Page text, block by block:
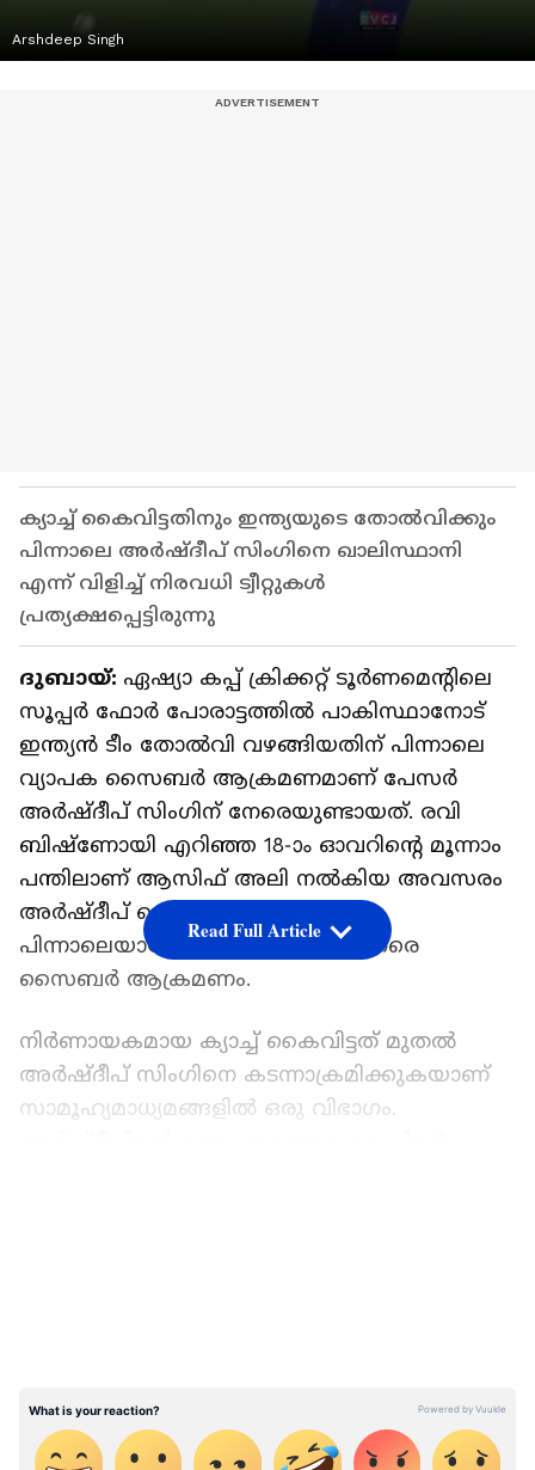
Arshdeep Singh
ക്യാച്ച് കൈവിട്ടതിനും ഇന്ത്യയുടെ തോല്‍വിക്കും
പിന്നാലെ അര്‍ഷ്‌ദീപ് സിംഗിനെ ഖാലിസ്ഥാനി
എന്ന് വിളിച്ച് നിരവധി ട്വീറ്റുകള്‍
പ്രത്യക്ഷപ്പെട്ടിരുന്നു
ദുബായ്: ഏഷ്യാ കപ്പ് ക്രിക്കറ്റ് ടൂര്‍ണമെന്‍റിലെ
സൂപ്പര്‍ ഫോര്‍ പോരാട്ടത്തില്‍ പാകിസ്ഥാനോട്
ഇന്ത്യന്‍ ടീം തോല്‍വി വഴങ്ങിയതിന് പിന്നാലെ
വ്യാപക സൈബര്‍ ആക്രമണമാണ് പേസര്‍
അര്‍ഷ്‌ദീപ് സിംഗിന് നേരെയുണ്ടായത്. രവി
ബിഷ്‌ണോയി എറിഞ്ഞ 18-ാം ഓവറിന്റെ മൂന്നാം
പന്തിലാണ് ആസിഫ് അലി നല്‍കിയ അവസരം
അര്‍ഷ്‌ദീപ് കൈവിട്ടത്. ഇതിന്
പിന്നാലെയായിരുന്നു താരത്തിന് നേരെ
സൈബര്‍ ആക്രമണം.
നിര്‍ണായകമായ ക്യാച്ച് കൈവിട്ടത് മുതല്‍
അര്‍ഷ്‌ദീപ് സിംഗിനെ കടന്നാക്രമിക്കുകയാണ്
സാമൂഹ്യമാധ്യമങ്ങളില്‍ ഒരു വിഭാഗം.
താരങ്ങള്‍ രംഗത്തെത്തിയിട്ടുണ്ട്.
Read Full Article